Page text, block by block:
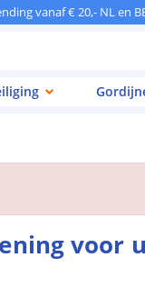
vanaf € 20,- NL en
voor